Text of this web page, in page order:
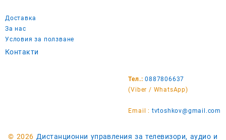
Доставка
За нас
Условия за ползване
Контакти
Тел.: 0887806637
(Viber / WhatsApp)
Email : tvtoshkov@gmail.com
© 2026 Дистанционни управления за телевизори, аудио и